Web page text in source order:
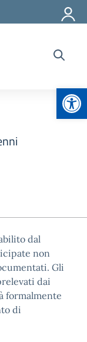
dal
non
Gli
dai
formalmente
di